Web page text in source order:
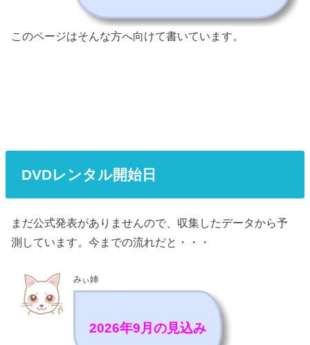
このページはそんな方へ向けて書いています。
DVDレンタル開始日
まだ公式発表がありませんので、収集したデータから予
測しています。今までの流れだと・・・
みぃ姉
2026年9月の見込み